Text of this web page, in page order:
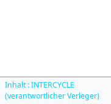
Inhalt : INTERCYCLE
(verantwortlicher Verleger)